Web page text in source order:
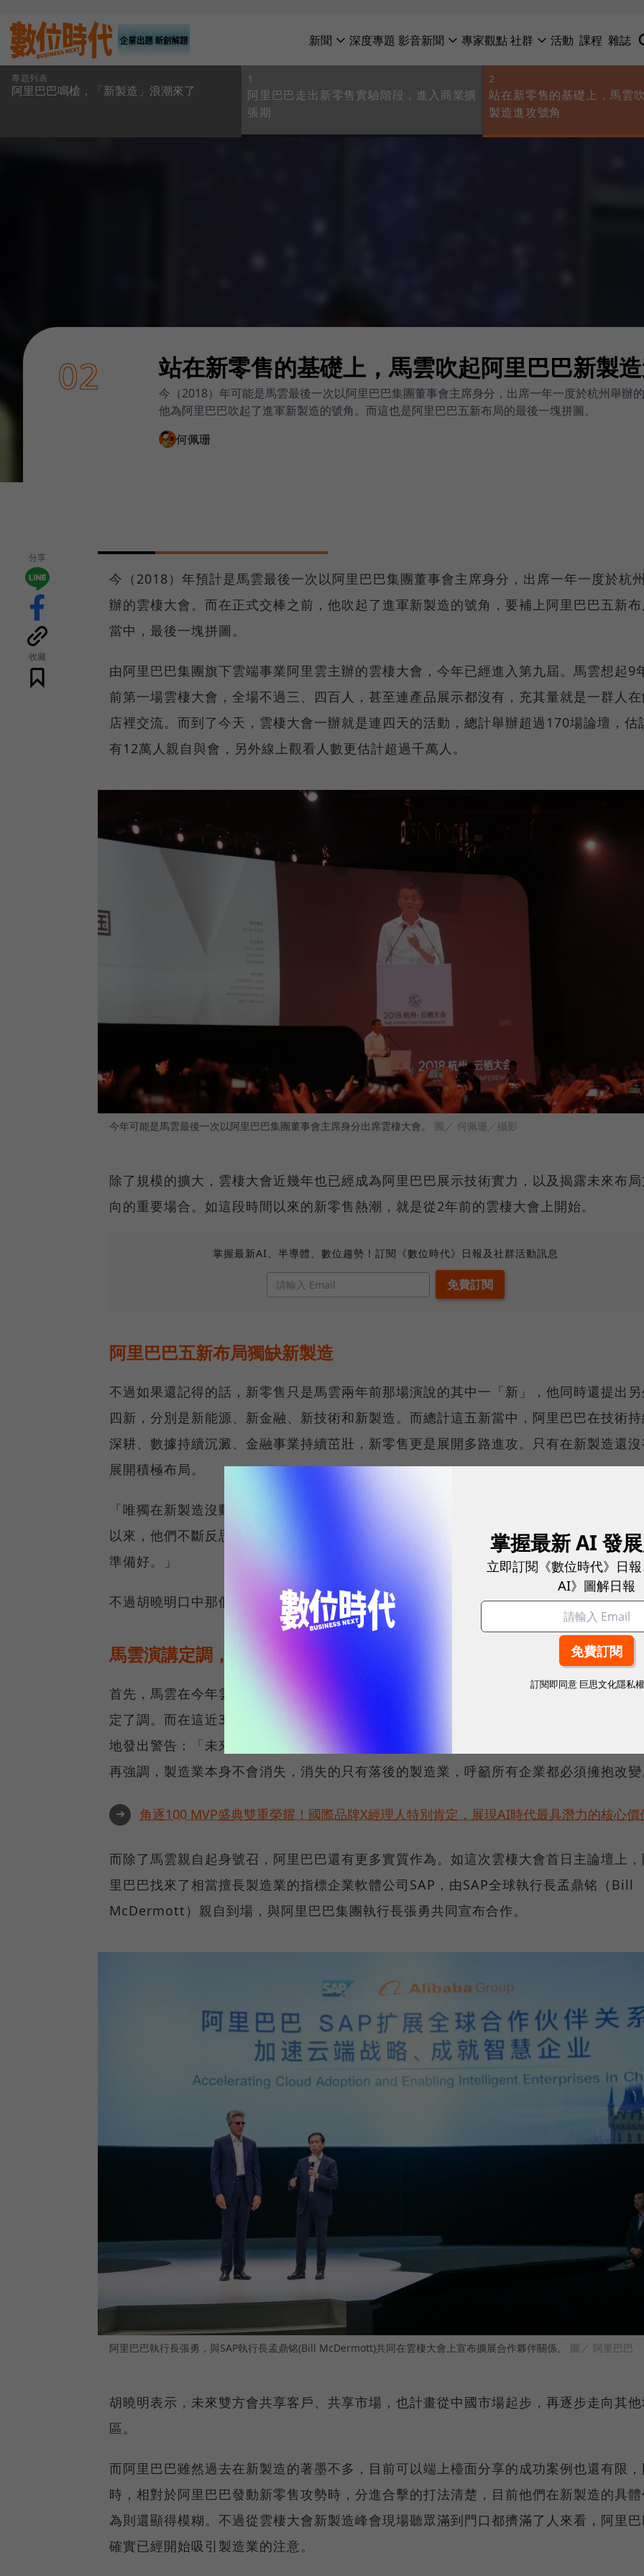
新聞 深度專題 影音新聞 專家觀點社群 活動 課程 雜誌
專題列表
阿里巴巴鳴槍，「新製造」浪潮來了
1
阿里巴巴走出新零售實驗階段，進入商業擴
張期
2
站在新零售的基礎上，馬雲
製造進攻號角
02 站在新零售的基礎上，馬雲吹起阿里巴巴新製
今（2018）年可能是馬雲最後一次以阿里巴巴集團董事會主席身分，出席一年一度於杭州舉辦
他為阿里巴巴吹起了進軍新製造的號角。而這也是阿里巴巴五新布局的最後一塊拼圖。
何佩珊
分享
收藏
今（2018）年預計是馬雲最後一次以阿里巴巴集團董事會主席身分，出席一年一度於杭
辦的雲棲大會。而在正式交棒之前，他吹起了進軍新製造的號角，要補上阿里巴巴五新
當中，最後一塊拼圖。
由阿里巴巴集團旗下雲端事業阿里雲主辦的雲棲大會，今年已經進入第九屆。馬雲想起9
前第一場雲棲大會，全場不過三、四百人，甚至連產品展示都沒有，充其量就是一群人
店裡交流。而到了今天，雲棲大會一辦就是連四天的活動，總計舉辦超過170場論壇，估
有12萬人親自與會，另外線上觀看人數更估計超過千萬人。
今年可能是馬雲最後一次以阿里巴巴集團董事會主席身分出席雲棲大會。 圖／ 何佩珊／攝影
除了規模的擴大，雲棲大會近幾年也已經成為阿里巴巴展示技術實力，以及揭露未來布
向的重要場合。如這段時間以來的新零售熱潮，就是從2年前的雲棲大會上開始。
掌握最新AI、半導體、數位趨勢！訂閱《數位時代》日報及社群活動訊息
阿里巴巴五新布局獨缺新製造
不過如果還記得的話，新零售只是馬雲兩年前那場演說的其中一「新」，他同時還提出
四新，分別是新能源、新金融、新技術和新製造。而總計這五新當中，阿里巴巴在技術
深耕、數據持續沉澱、金融事業持續茁壯，新零售更是展開多路進攻。只有在新製造還
展開積極布局。
「唯獨在新製造沒動，是因為我們敬畏這個行業。」阿里雲總裁胡曉明解釋，過去這段
以來，他們不斷反思，以中國這樣一個製造大國，阿里巴巴能做些什麼？他說：「我們
準備好。」
不過胡曉明口中那個還沒準備好的阿里巴巴，也已經是昨天的阿里巴巴了。
馬雲演講定調，新製造是下一個重頭戲
首先，馬雲在今年雲棲大會上將主題演講聚焦在新製造上，已經為阿里巴巴的未來發展
定了調。而在這近30分鐘的演講中，馬雲雖不失往常的幽默風趣，但有更多時候是一臉
地發出警告：「未來十到十五年，所有製造行業所面臨的痛苦遠遠超過大家的想像。」
再強調，製造業本身不會消失，消失的只有落後的製造業，呼籲所有企業都必須擁抱改
➜ 角逐100 MVP盛典雙重榮耀！國際品牌X經理人特別肯定，展現AI時代最具潛力的核心價
而除了馬雲親自起身號召，阿里巴巴還有更多實質作為。如這次雲棲大會首日主論壇上
里巴巴找來了相當擅長製造業的指標企業軟體公司SAP，由SAP全球執行長孟鼎铭（Bill
McDermott）親自到場，與阿里巴巴集團執行長張勇共同宣布合作。
阿里巴巴執行長張勇，與SAP執行長孟鼎铭(Bill McDermott)共同在雲棲大會上宣布擴展合作夥伴關係。 圖／ 阿里巴巴
胡曉明表示，未來雙方會共享客戶、共享市場，也計畫從中國市場起步，再逐步走向其
區。
而阿里巴巴雖然過去在新製造的著墨不多，目前可以端上檯面分享的成功案例也還有限
時，相對於阿里巴巴發動新零售攻勢時，分進合擊的打法清楚，目前他們在新製造的具
為則還顯得模糊。不過從雲棲大會新製造峰會現場聽眾滿到門口都擠滿了人來看，阿里
確實已經開始吸引製造業的注意。
掌握最新 AI 發
立即訂閱《數位時代》日
AI》圖解日報
訂閱即同意 巨思文化隱私